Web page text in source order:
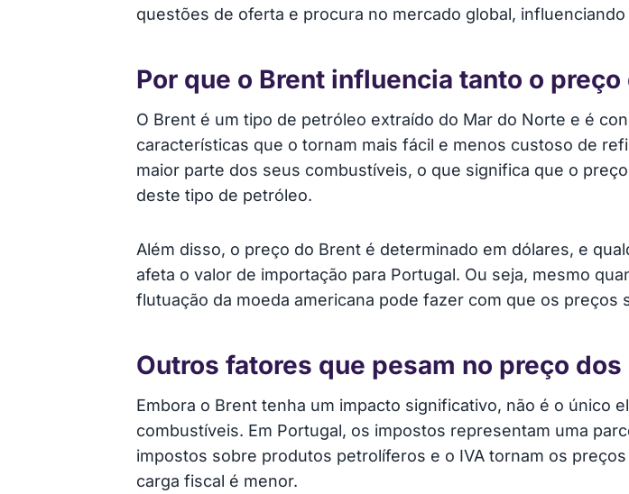
questões de oferta e procura no mercado global,
Por que o Brent influencia tanto o
O Brent é um tipo de petróleo extraído do Mar do Norte e é
características que o tornam mais fácil e menos custoso de
maior parte dos seus combustíveis, o que significa que o
deste tipo de petróleo.
Além disso, o preço do Brent é determinado em dólares, e
afeta o valor de importação para Portugal. Ou seja, mesmo
flutuação da moeda americana pode fazer com que os preços
Outros fatores que pesam no preço
Embora o Brent tenha um impacto significativo, não é o único
combustíveis. Em Portugal, os impostos representam uma
impostos sobre produtos petrolíferos e o IVA tornam os
carga fiscal é menor.